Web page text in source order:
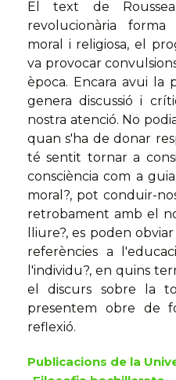
El text de
revolucionària
moral i religiosa, el
va provocar
època. Encara avui la
genera discussió i
nostra atenció. No
quan s'ha de donar
té sentit tornar a
consciència com a
moral?, pot conduir-
retrobament amb el
lliure?, es poden
referències a
l'individu?, en quins
el discurs sobre la
presentem obre de
reflexió.
Publicacions de la